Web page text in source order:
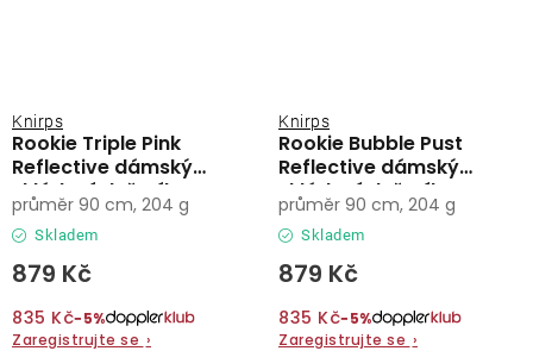
Rookie Triple Pink
Reflective dámský
skládací deštník
Knirps
Skladem
879 Kč
835 Kč−5%
Zaregistrujte se ›
průměr 90 cm, 204 g
Rookie Bubble Pust
Reflective dámský
skládací deštník
Knirps
Skladem
879 Kč
835 Kč−5%
Zaregistrujte se ›
průměr 90 cm, 204 g